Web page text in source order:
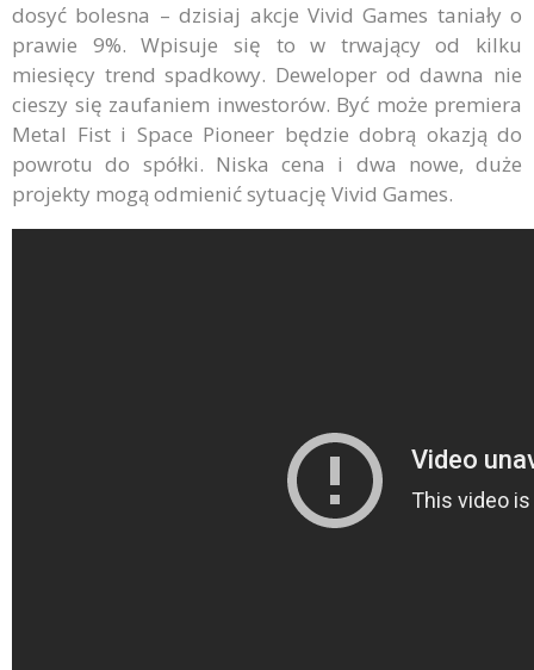
dosyć bolesna – dzisiaj akcje Vivid Games taniały o
prawie 9%. Wpisuje się to w trwający od kilku
miesięcy trend spadkowy. Deweloper od dawna nie
cieszy się zaufaniem inwestorów. Być może premiera
Metal Fist i Space Pioneer będzie dobrą okazją do
powrotu do spółki. Niska cena i dwa nowe, duże
projekty mogą odmienić sytuację Vivid Games.